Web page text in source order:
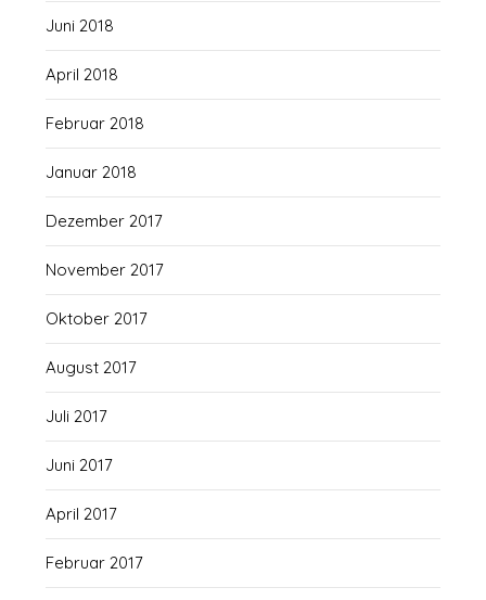
Juni 2018
April 2018
Februar 2018
Januar 2018
Dezember 2017
November 2017
Oktober 2017
August 2017
Juli 2017
Juni 2017
April 2017
Februar 2017